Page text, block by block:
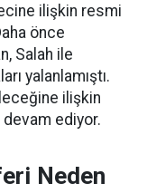
ilişkin resmi
önce
Salah ile
yalanlamıştı.
ilişkin
ediyor.
Neden